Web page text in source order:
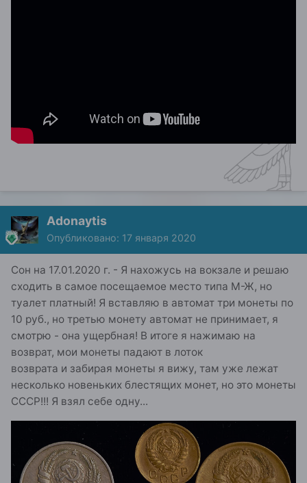
Adonaytis
Опубликовано: 17 января 2020
Сон на 17.01.2020 г. - Я нахожусь на вокзале и решаю
сходить в самое посещаемое место типа М-Ж, но
туалет платный! Я вставляю в автомат три монеты по
10 руб., но третью монету автомат не принимает, я
смотрю - она ущербная! В итоге я нажимаю на
возврат, мои монеты падают в лоток
возврата и забирая монеты я вижу, там уже лежат
несколько новеньких блестящих монет, но это монеты
СССР!!! Я взял себе одну...